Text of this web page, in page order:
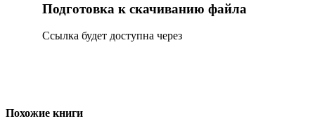
Подготовка к скачиванию файла
Сcылка будет доступна через
Похожие книги